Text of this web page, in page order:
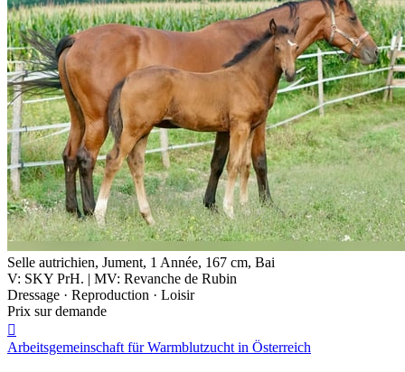
Selle autrichien, Jument, 1 Année, 167 cm, Bai
V: SKY PrH. | MV: Revanche de Rubin
Dressage · Reproduction · Loisir
Prix sur demande

Arbeitsgemeinschaft für Warmblutzucht in Österreich